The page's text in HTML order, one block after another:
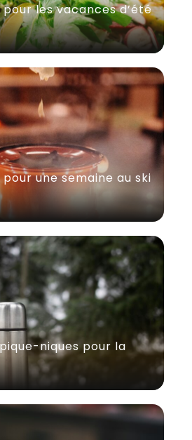
les vacances d’été
une semaine au ski
niques pour la